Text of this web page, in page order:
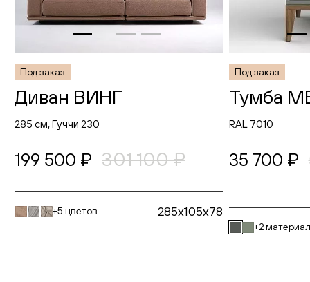
Диван ВИНГ
Под заказ
285 см, Гуччи 230
199 500 ₽ 301 100 ₽
+5 цветов 285x105x78
Тумба
Под заказ
RAL 7010
35 700 ₽
+2